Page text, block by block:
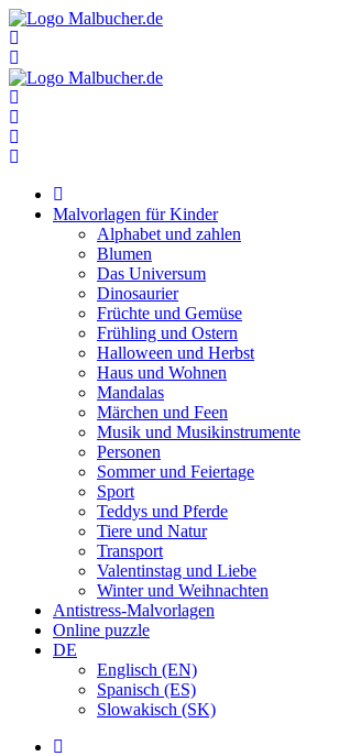
Zum
Inhalt
springen
Malvorlagen für Kinder
Alphabet und zahlen
Blumen
Das Universum
Dinosaurier
Früchte und Gemüse
Frühling und Ostern
Halloween und Herbst
Haus und Wohnen
Mandalas
Märchen und Feen
Musik und Musikinstrumente
Personen
Sommer und Feiertage
Sport
Teddys und Pferde
Tiere und Natur
Transport
Valentinstag und Liebe
Winter und Weihnachten
Antistress-Malvorlagen
Online puzzle
DE
Englisch (EN)
Spanisch (ES)
Slowakisch (SK)